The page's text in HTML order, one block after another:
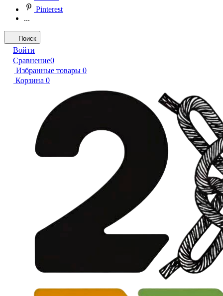
Pinterest
...
Поиск
Войти
Сравнение0
Избранные товары 0
Корзина 0